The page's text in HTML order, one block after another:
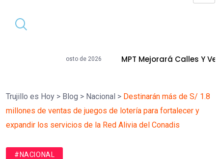
MPT Mejorará Calles Y Veredas De La
Trujillo es Hoy > Blog > Nacional > Destinarán más de S/ 1.8
millones de ventas de juegos de lotería para fortalecer y
expandir los servicios de la Red Alivia del Conadis
#NACIONAL